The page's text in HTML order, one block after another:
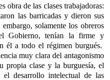
obra de las clases trabajadoras:
las barricadas y dieron sus
solamente los obreros
Gobierno, tenían la firme y
él a todo el régimen burgués.
muy clara del antagonismo
propia clase y la burguesía, el
desarrollo intelectual de las